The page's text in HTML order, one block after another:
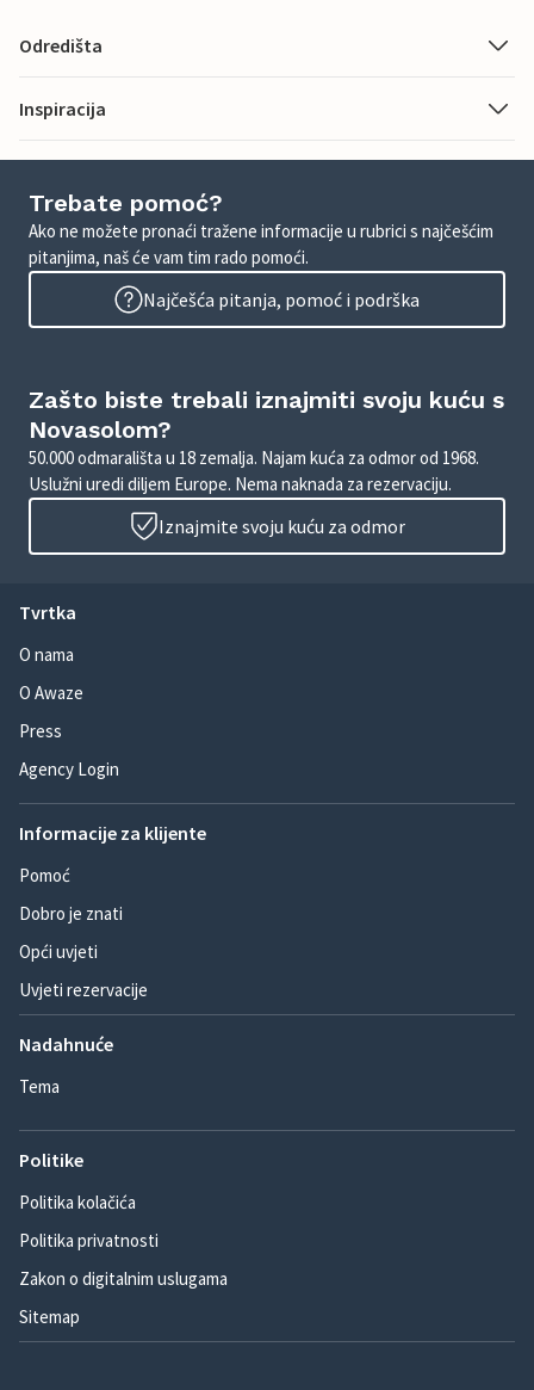
Odredišta
Inspiracija
Trebate pomoć?
Ako ne možete pronaći tražene informacije u rubrici s najčešćim
pitanjima, naš će vam tim rado pomoći.
Najčešća pitanja, pomoć i podrška
Zašto biste trebali iznajmiti svoju kuću s
Novasolom?
50.000 odmarališta u 18 zemalja. Najam kuća za odmor od 1968.
Uslužni uredi diljem Europe. Nema naknada za rezervaciju.
Iznajmite svoju kuću za odmor
Tvrtka
O nama
O Awaze
Press
Agency Login
Informacije za klijente
Pomoć
Dobro je znati
Opći uvjeti
Uvjeti rezervacije
Nadahnuće
Tema
Politike
Politika kolačića
Politika privatnosti
Zakon o digitalnim uslugama
Sitemap